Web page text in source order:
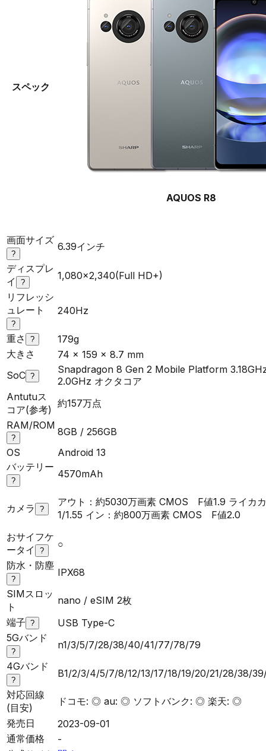
スペック
AQUOS R8
画面サイズ
?
6.39インチ
ディスプレ
イ
?
1,080×2,340(Full HD+)
リフレッシ
ュレート
?
240Hz
重さ ?
179g
大きさ
74 x 159 x 8.7 mm
SoC ?
Snapdragon 8 Gen 2 Mobile Platform
2.0GHz オクタコア
Antutuス
コア(参考)
約157万点
RAM/ROM
?
8GB / 256GB
OS
Android 13
バッテリー
?
4570mAh
カメラ ?
アウト：約5030万画素 CMOS F値1.9 ライカ
1/1.55 イン：約800万画素 CMOS F値2.0
おサイフケ
ータイ
?
○
防水・防塵
?
IPX68
SIMスロッ
ト
nano / eSIM 2枚
端子 ?
USB Type-C
5Gバンド
?
n1/3/5/7/28/38/40/41/77/78/79
4Gバンド
?
B1/2/3/4/5/7/8/12/13/17/18/19/20/21/28/38/
対応回線
(目安)
ドコモ: ◎ au: ◎ ソフトバンク: ◎ 楽天: ◎
発売日
2023-09-01
通常価格
-